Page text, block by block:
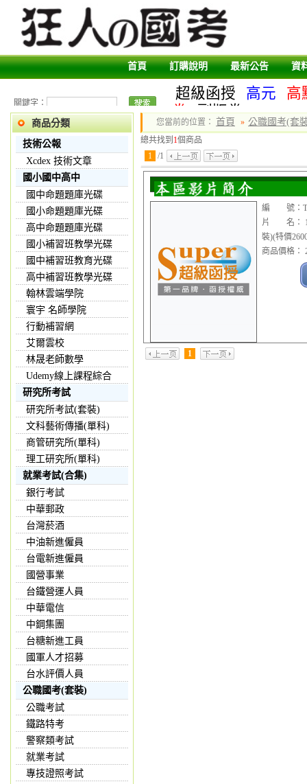
首頁 訂購說明 最新公告 資
關鍵字：
超級函授 高元
高
卷
副版卷
商品分類
技術公報
Xcdex 技術文章
國小國中高中
國中命題題庫光碟
國小命題題庫光碟
高中命題題庫光碟
國小補習班教學光碟
國中補習班教育光碟
高中補習班教學光碟
翰林雲端學院
寰宇 名師學院
行動補習網
艾爾雲校
林晟老師數學
Udemy線上課程綜合
研究所考試
研究所考試(套裝)
文科藝術傳播(單科)
商管研究所(單科)
理工研究所(單科)
就業考試(合集)
銀行考試
中華郵政
台灣菸酒
中油新進僱員
台電新進僱員
國營事業
台鐵營運人員
中華電信
中鋼集團
台糖新進工員
國軍人才招募
台水評價人員
公職國考(套裝)
公職考試
鐵路特考
警察類考試
就業考試
專技證照考試
您當前的位置： 首頁 » 公職國考(套
總共找到 1個商品
1 /1
編 號：
片 名：
裝)(特價
商品價格：
1